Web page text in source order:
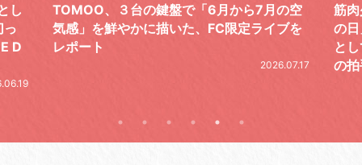
空
を
筋肉少女帯、恒例の周年記念ライブ「#筋少
の日」。今年は“「幻と想」5 LIVE”のFINAL
として開催。天井知らずのステージに万雷
黒
銘
一
た